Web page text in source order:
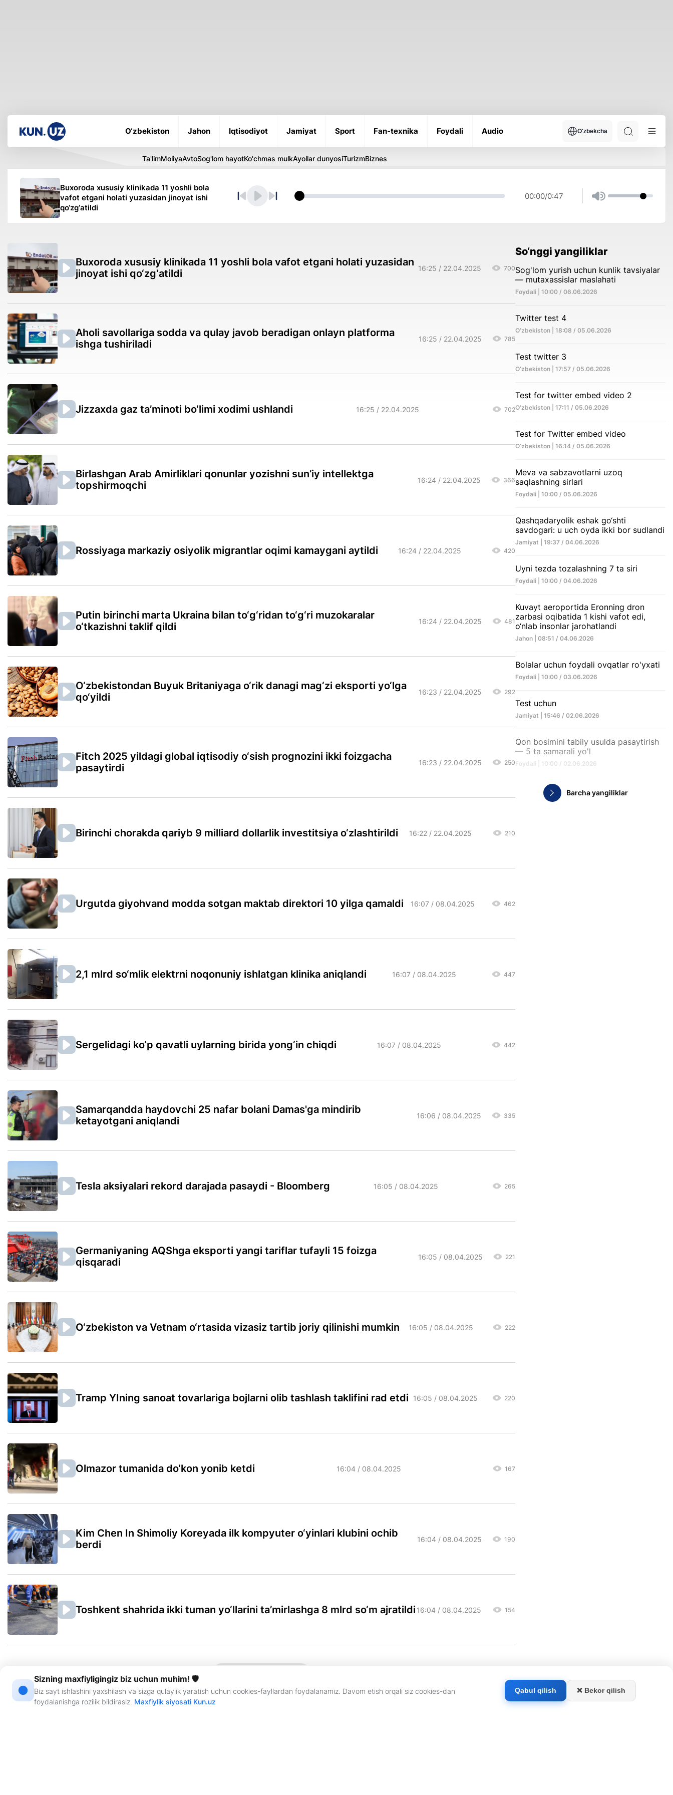
Sizning maxfiyligingiz biz uchun muhim! 🛡
Biz sayt ishlashini yaxshilash va sizga qulaylik yaratish uchun cookies-fayllardan foydalanamiz. Davom etish orqali siz cookies-dan
foydalanishga rozilik bildirasiz. Maxfiylik siyosati Kun.uz
Qabul qilish ❌ Bekor qilish
O‘zbekiston Jahon Iqtisodiyot Jamiyat Sport Fan-texnika Foydali Audio O'zbekcha
Ta'limMoliyaAvtoSog'lom hayotKo'chmas mulkAyollar dunyosiTurizmBiznes
Buxoroda xususiy klinikada 11 yoshli bola
vafot etgani holati yuzasidan jinoyat ishi
qo‘zg‘atildi
00:00/0:47
Buxoroda xususiy klinikada 11 yoshli bola vafot etgani holati yuzasidan
jinoyat ishi qo‘zg‘atildi
16:25 / 22.04.2025 700
Aholi savollariga sodda va qulay javob beradigan onlayn platforma
ishga tushiriladi
16:25 / 22.04.2025 785
Jizzaxda gaz ta’minoti bo‘limi xodimi ushlandi 16:25 / 22.04.2025 702
Birlashgan Arab Amirliklari qonunlar yozishni sun’iy intellektga
topshirmoqchi
16:24 / 22.04.2025 366
Rossiyaga markaziy osiyolik migrantlar oqimi kamaygani aytildi 16:24 / 22.04.2025 420
Putin birinchi marta Ukraina bilan to‘g‘ridan to‘g‘ri muzokaralar
o‘tkazishni taklif qildi
16:24 / 22.04.2025 481
O‘zbekistondan Buyuk Britaniyaga o‘rik danagi mag‘zi eksporti yo‘lga
qo‘yildi
16:23 / 22.04.2025 292
Fitch 2025 yildagi global iqtisodiy o‘sish prognozini ikki foizgacha
pasaytirdi
16:23 / 22.04.2025 250
Birinchi chorakda qariyb 9 milliard dollarlik investitsiya o‘zlashtirildi 16:22 / 22.04.2025 210
Urgutda giyohvand modda sotgan maktab direktori 10 yilga qamaldi 16:07 / 08.04.2025 462
2,1 mlrd so‘mlik elektrni noqonuniy ishlatgan klinika aniqlandi 16:07 / 08.04.2025 447
Sergelidagi ko‘p qavatli uylarning birida yong‘in chiqdi 16:07 / 08.04.2025 442
Samarqandda haydovchi 25 nafar bolani Damas'ga mindirib
ketayotgani aniqlandi
16:06 / 08.04.2025 335
Tesla aksiyalari rekord darajada pasaydi - Bloomberg 16:05 / 08.04.2025 265
Germaniyaning AQShga eksporti yangi tariflar tufayli 15 foizga
qisqaradi
16:05 / 08.04.2025 221
O‘zbekiston va Vetnam o‘rtasida vizasiz tartib joriy qilinishi mumkin 16:05 / 08.04.2025 222
Tramp YIning sanoat tovarlariga bojlarni olib tashlash taklifini rad etdi 16:05 / 08.04.2025 220
Olmazor tumanida do‘kon yonib ketdi 16:04 / 08.04.2025 167
Kim Chen In Shimoliy Koreyada ilk kompyuter o‘yinlari klubini ochib
berdi
16:04 / 08.04.2025 190
Toshkent shahrida ikki tuman yo‘llarini ta’mirlashga 8 mlrd so‘m ajratildi 16:04 / 08.04.2025 154
So‘nggi yangiliklar
Sog'lom yurish uchun kunlik tavsiyalar
— mutaxassislar maslahati
Foydali | 10:00 / 06.06.2026
Twitter test 4
O‘zbekiston | 18:08 / 05.06.2026
Test twitter 3
O‘zbekiston | 17:57 / 05.06.2026
Test for twitter embed video 2
O‘zbekiston | 17:11 / 05.06.2026
Test for Twitter embed video
O‘zbekiston | 16:14 / 05.06.2026
Meva va sabzavotlarni uzoq
saqlashning sirlari
Foydali | 10:00 / 05.06.2026
Qashqadaryolik eshak go‘shti
savdogari: u uch oyda ikki bor sudlandi
Jamiyat | 19:37 / 04.06.2026
Uyni tezda tozalashning 7 ta siri
Foydali | 10:00 / 04.06.2026
Kuvayt aeroportida Eronning dron
zarbasi oqibatida 1 kishi vafot edi,
o‘nlab insonlar jarohatlandi
Jahon | 08:51 / 04.06.2026
Bolalar uchun foydali ovqatlar ro'yxati
Foydali | 10:00 / 03.06.2026
Test uchun
Jamiyat | 15:46 / 02.06.2026
Qon bosimini tabiiy usulda pasaytirish
— 5 ta samarali yo'l
Foydali | 10:00 / 02.06.2026
Barcha yangiliklar